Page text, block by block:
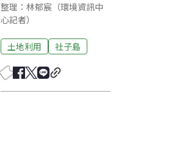
整理：林郁宸（環境資訊中
心記者）
土地利用 社子島